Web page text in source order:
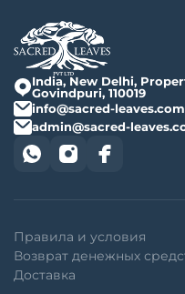
India, New Delhi,
Govindpuri, 110019
info@sacred-leaves.com
admin@sacred-
Правила и условия
Возврат денежных
Доставка